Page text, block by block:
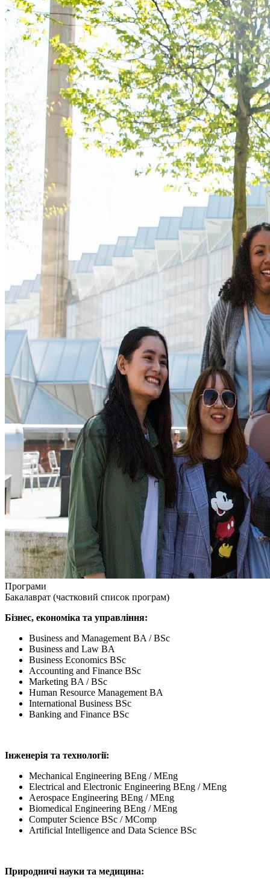
Програми
Бакалаврат (частковий список програм)
Бізнес, економіка та управління:
Business and Management BA / BSc
Business and Law BA
Business Economics BSc
Accounting and Finance BSc
Marketing BA / BSc
Human Resource Management BA
International Business BSc
Banking and Finance BSc
Інженерія та технології:
Mechanical Engineering BEng / MEng
Electrical and Electronic Engineering BEng / MEng
Aerospace Engineering BEng / MEng
Biomedical Engineering BEng / MEng
Computer Science BSc / MComp
Artificial Intelligence and Data Science BSc
Природничі науки та медицина: